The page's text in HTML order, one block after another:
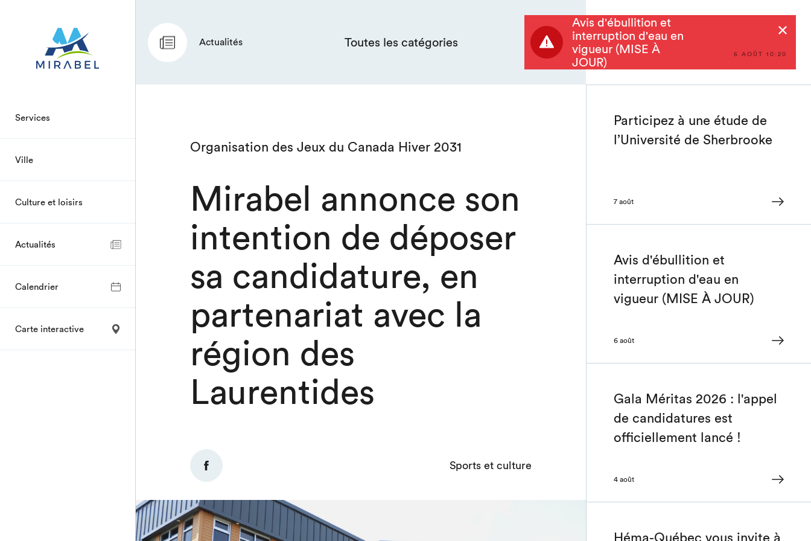
Services
Ville
Culture et loisirs
Actualités
Calendrier
Carte interactive
6 AOÛT 10:20
Avis d'ébullition et
interruption d'eau en
vigueur (MISE À
JOUR)
Actualités Toutes les catégories
Organisation des Jeux du Canada Hiver 2031
Mirabel annonce son
intention de déposer
sa candidature, en
partenariat avec la
région des
Laurentides
Sports et culture
Participez à une étude de
l’Université de Sherbrooke
7 août
Avis d'ébullition et
interruption d'eau en
vigueur (MISE À JOUR)
6 août
Gala Méritas 2026 : l'appel
de candidatures est
officiellement lancé !
4 août
Héma-Québec vous invite à